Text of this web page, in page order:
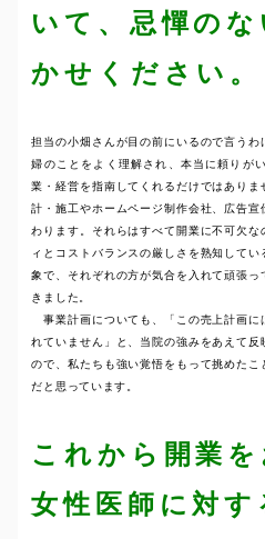
いて、忌憚のな
かせください。
担当の小畑さんが目の前にいるので言う
婦のことをよく理解され、本当に頼りが
業・経営を指南してくれるだけではあり
計・施工やホームページ制作会社、広告
わります。それらはすべて開業に不可欠
ィとコストバランスの厳しさを熟知して
象で、それぞれの方が気合を入れて頑張
きました。
事業計画についても、「この売上計画に
れていません」と、当院の強みをあえて
ので、私たちも強い覚悟をもって挑めた
だと思っています。
これから開業
女性医師に対す